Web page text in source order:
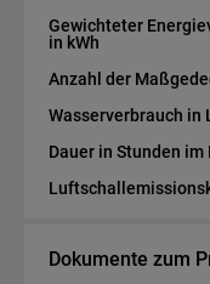
Gewichteter
in kWh
Anzahl der
Wasserverbrauch in
Dauer in Stunden im
Dokumente zum